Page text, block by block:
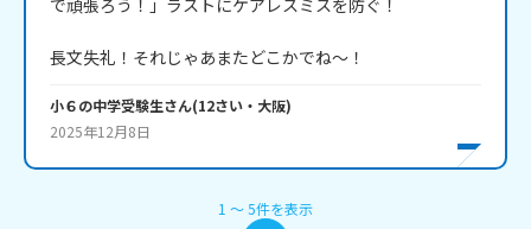
で頑張ろう！」ラストにケアレスミスを防ぐ！
長文失礼！それじゃあまたどこかでね～！
小６の中学受験生さん(12さい・ 大阪)
2025年12月8日
1 〜5件を表示